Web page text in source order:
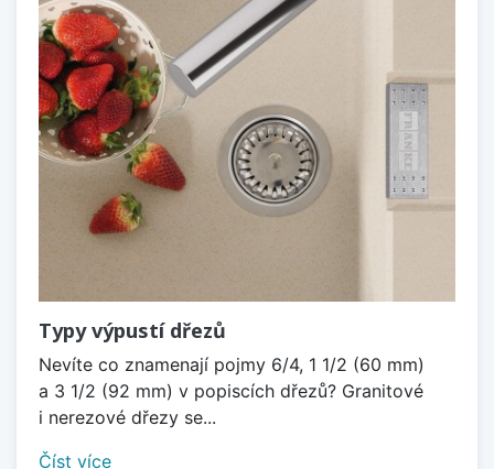
Typy výpustí dřezů
Nevíte co znamenají pojmy 6/4, 1 1/2 (60 mm)
a 3 1/2 (92 mm) v popiscích dřezů? Granitové
i nerezové dřezy se...
Číst více